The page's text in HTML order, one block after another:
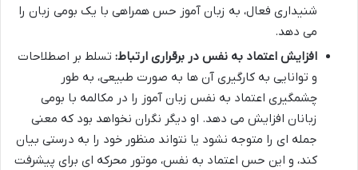
شنیداری فعال، به زبان آموز حس همراهی با یک بومی زبان را
می دهد.
افزایش اعتماد به نفس در برقراری ارتباط: تسلط بر اصطلاحات
و توانایی به کارگیری آن ها به صورت طبیعی، به طور
چشمگیری اعتماد به نفس زبان آموز را در مکالمه با بومی
زبانان افزایش می دهد. او دیگر نگران نخواهد بود که معنی
جمله ای را متوجه نشود یا نتواند منظور خود را به درستی بیان
کند، و این حس اعتماد به نفس، موتور محرکه ای برای پیشرفت